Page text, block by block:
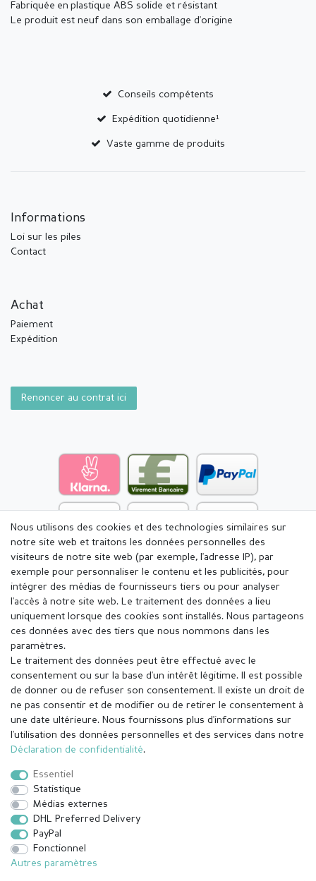
Fabriquée en plastique ABS solide et résistant
Le produit est neuf dans son emballage d'origine
Conseils compétents
Expédition quotidienne¹
Vaste gamme de produits
Informations
Loi sur les piles
Contact
Achat
Paiement
Expédition
Renoncer au contrat ici
Mentions légales Déclaration de confidentialité
Rétracter le contrat ici
Nous utilisons des cookies et des technologies similaires sur
notre site web et traitons les données personnelles des
visiteurs de notre site web (par exemple, l'adresse IP), par
exemple pour personnaliser le contenu et les publicités, pour
intégrer des médias de fournisseurs tiers ou pour analyser
l'accès à notre site web. Le traitement des données a lieu
uniquement lorsque des cookies sont installés. Nous partageons
ces données avec des tiers que nous nommons dans les
paramètres.
Le traitement des données peut être effectué avec le
consentement ou sur la base d'un intérêt légitime. Il est possible
de donner ou de refuser son consentement. Il existe un droit de
ne pas consentir et de modifier ou de retirer le consentement à
une date ultérieure. Nous fournissons plus d'informations sur
l'utilisation des données personnelles et des services dans notre
Déclaration de confidentialité.
Essentiel
Statistique
Médias externes
DHL Preferred Delivery
PayPal
Fonctionnel
Autres paramètres